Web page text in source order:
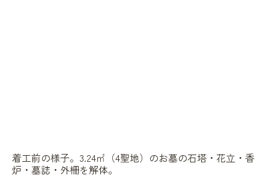
着工前の様子。3.24㎡（4聖地）のお墓の石塔・花立・香
炉・墓誌・外柵を解体。